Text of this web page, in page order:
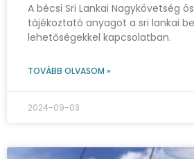
A bécsi Sri Lankai Nagykövetség
tájékoztató anyagot a sri lankai
lehetőségekkel kapcsolatban.
TOVÁBB OLVASOM »
2024-09-03